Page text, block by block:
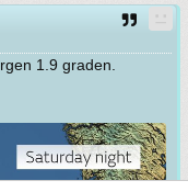
1.9 graden.